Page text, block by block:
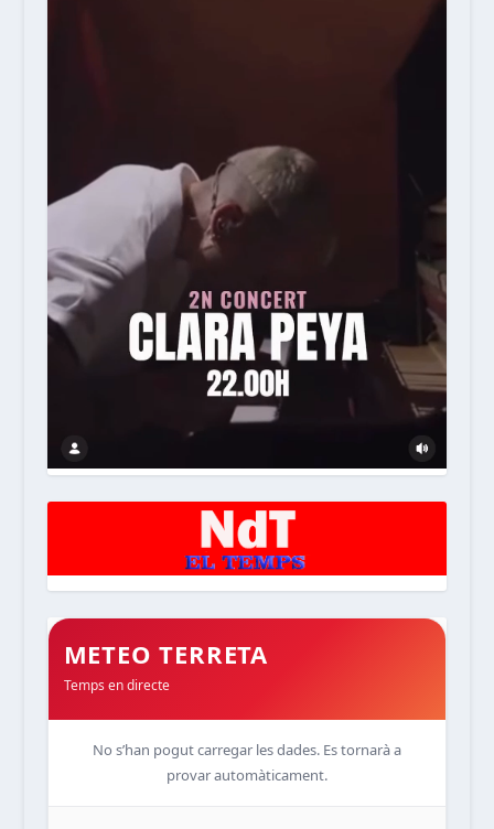
METEO TERRETA
Temps en directe
No s’han pogut carregar les dades. Es tornarà a
provar automàticament.